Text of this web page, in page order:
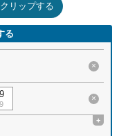
クリップする
る
×
×
+